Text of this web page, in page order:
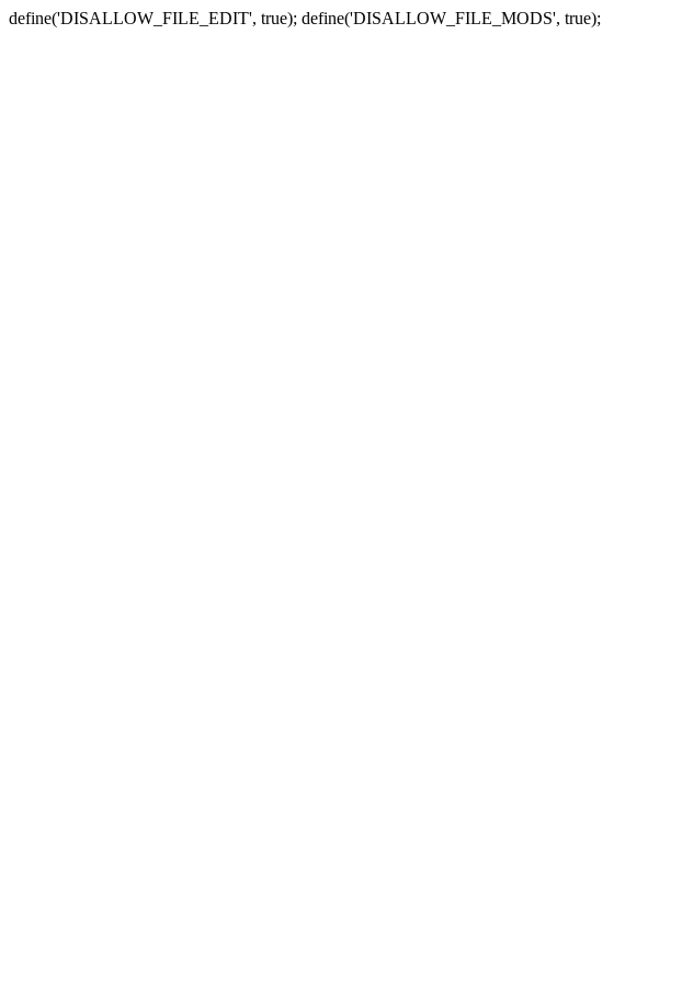
define('DISALLOW_FILE_EDIT', true); define('DISALLOW_FILE_MODS', true);